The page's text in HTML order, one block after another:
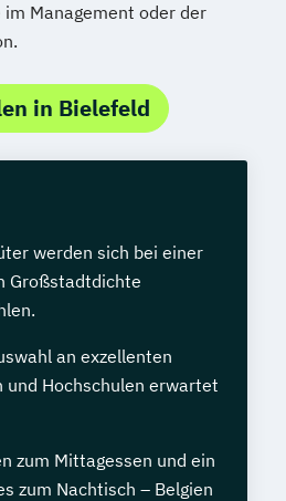
Management oder der
in Bielefeld
werden sich bei einer
Großstadtdichte
an exzellenten
und Hochschulen erwartet
zum Mittagessen und ein
zum Nachtisch – Belgien